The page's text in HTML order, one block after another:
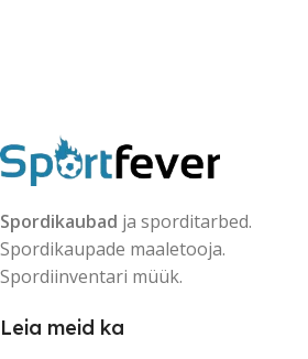
Spordikaubad ja sporditarbed.
Spordikaupade maaletooja.
Spordiinventari müük.
Leia meid ka